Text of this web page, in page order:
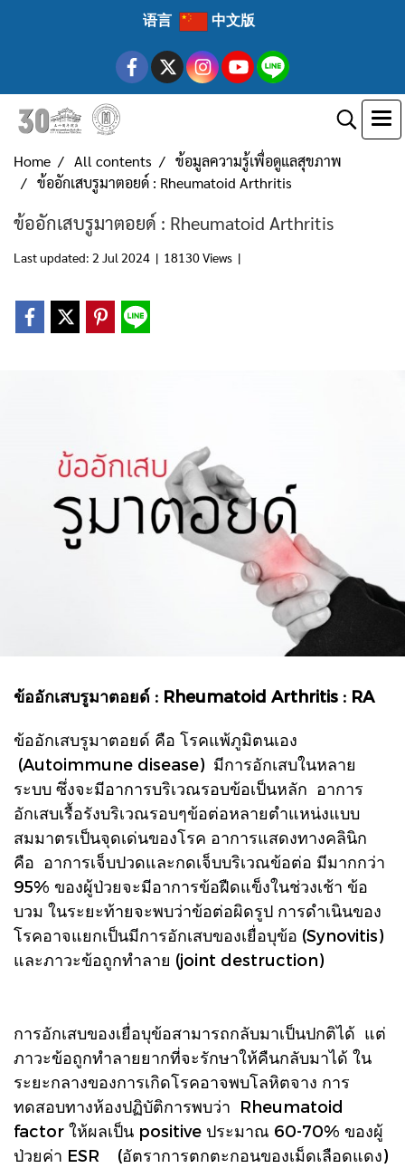
语言 中文版
Home All contents
ข้อมูลความรู้เพื่อดูแลสุขภาพ
ข้ออักเสบรูมาตอยด์ : Rheumatoid Arthritis
ข้ออักเสบรูมาตอยด์ : Rheumatoid Arthritis
Last updated: 2 Jul 2024 | 18130 Views |
ข้ออักเสบรูมาตอยด์ : Rheumatoid Arthritis : RA
ข้ออักเสบรูมาตอยด์ คือ โรคแพ้ภูมิตนเอง
(Autoimmune disease) มีการอักเสบในหลาย
ระบบ ซึ่งจะมีอาการบริเวณรอบข้อเป็นหลัก อาการ
อักเสบเรื้อรังบริเวณรอบๆข้อต่อหลายตำแหน่งแบบ
สมมาตรเป็นจุดเด่นของโรค อาการแสดงทางคลินิก
คือ อาการเจ็บปวดและกดเจ็บบริเวณข้อต่อ มีมากกว่า
95% ของผู้ป่วยจะมีอาการข้อฝืดแข็งในช่วงเช้า ข้อ
บวม ในระยะท้ายจะพบว่าข้อต่อผิดรูป การดำเนินของ
โรคอาจแยกเป็นมีการอักเสบของเยื่อบุข้อ (Synovitis)
และภาวะข้อถูกทำลาย (joint destruction)
การอักเสบของเยื่อบุข้อสามารถกลับมาเป็นปกติได้ แต่
ภาวะข้อถูกทำลายยากที่จะรักษาให้คืนกลับมาได้ ใน
ระยะกลางของการเกิดโรคอาจพบโลหิตจาง การ
ทดสอบทางห้องปฏิบัติการพบว่า Rheumatoid
factor ให้ผลเป็น positive ประมาณ 60-70% ของผู้
ป่วยค่า ESR (อัตราการตกตะกอนของเม็ดเลือดแดง)